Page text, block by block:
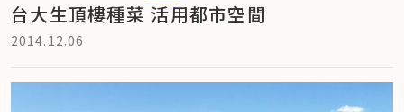
台大生頂樓種菜 活用都市空間
2014.12.06